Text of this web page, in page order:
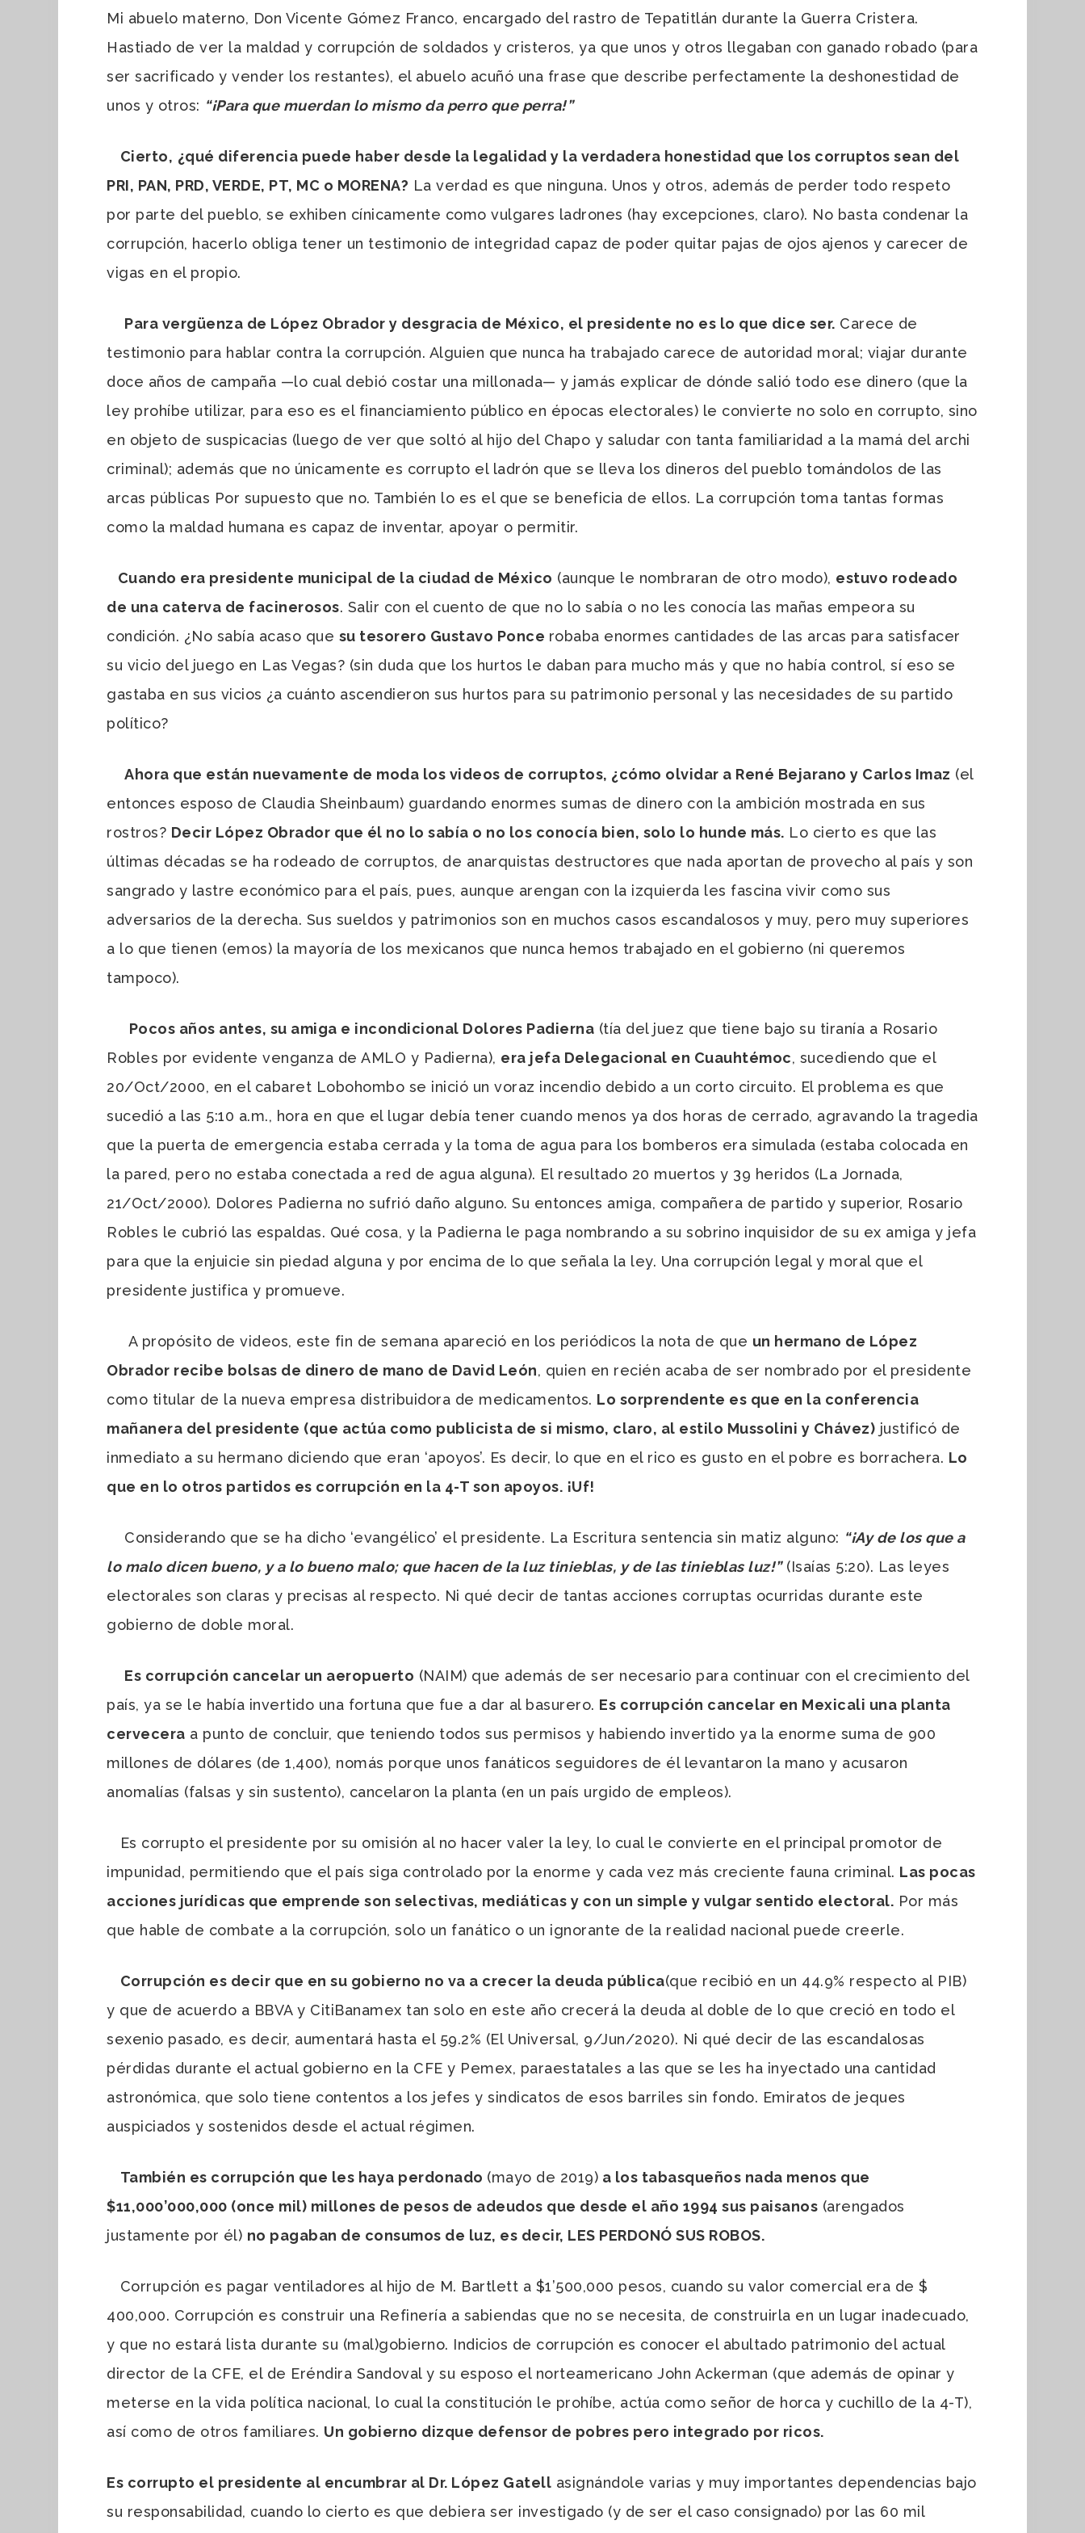
Mi abuelo materno, Don Vicente Gómez Franco, encargado del rastro de Tepatitlán durante la Guerra Cristera.
Hastiado de ver la maldad y corrupción de soldados y cristeros, ya que unos y otros llegaban con ganado robado (para
ser sacrificado y vender los restantes), el abuelo acuñó una frase que describe perfectamente la deshonestidad de
unos y otros: “¡Para que muerdan lo mismo da perro que perra!”
Cierto, ¿qué diferencia puede haber desde la legalidad y la verdadera honestidad que los corruptos sean del
PRI, PAN, PRD, VERDE, PT, MC o MORENA? La verdad es que ninguna. Unos y otros, además de perder todo respeto
por parte del pueblo, se exhiben cínicamente como vulgares ladrones (hay excepciones, claro). No basta condenar la
corrupción, hacerlo obliga tener un testimonio de integridad capaz de poder quitar pajas de ojos ajenos y carecer de
vigas en el propio.
Para vergüenza de López Obrador y desgracia de México, el presidente no es lo que dice ser. Carece de
testimonio para hablar contra la corrupción. Alguien que nunca ha trabajado carece de autoridad moral; viajar durante
doce años de campaña —lo cual debió costar una millonada— y jamás explicar de dónde salió todo ese dinero (que la
ley prohíbe utilizar, para eso es el financiamiento público en épocas electorales) le convierte no solo en corrupto, sino
en objeto de suspicacias (luego de ver que soltó al hijo del Chapo y saludar con tanta familiaridad a la mamá del archi
criminal); además que no únicamente es corrupto el ladrón que se lleva los dineros del pueblo tomándolos de las
arcas públicas Por supuesto que no. También lo es el que se beneficia de ellos. La corrupción toma tantas formas
como la maldad humana es capaz de inventar, apoyar o permitir.
Cuando era presidente municipal de la ciudad de México (aunque le nombraran de otro modo), estuvo rodeado
de una caterva de facinerosos. Salir con el cuento de que no lo sabía o no les conocía las mañas empeora su
condición. ¿No sabía acaso que su tesorero Gustavo Ponce robaba enormes cantidades de las arcas para satisfacer
su vicio del juego en Las Vegas? (sin duda que los hurtos le daban para mucho más y que no había control, sí eso se
gastaba en sus vicios ¿a cuánto ascendieron sus hurtos para su patrimonio personal y las necesidades de su partido
político?
Ahora que están nuevamente de moda los videos de corruptos, ¿cómo olvidar a René Bejarano y Carlos Imaz (el
entonces esposo de Claudia Sheinbaum) guardando enormes sumas de dinero con la ambición mostrada en sus
rostros? Decir López Obrador que él no lo sabía o no los conocía bien, solo lo hunde más. Lo cierto es que las
últimas décadas se ha rodeado de corruptos, de anarquistas destructores que nada aportan de provecho al país y son
sangrado y lastre económico para el país, pues, aunque arengan con la izquierda les fascina vivir como sus
adversarios de la derecha. Sus sueldos y patrimonios son en muchos casos escandalosos y muy, pero muy superiores
a lo que tienen (emos) la mayoría de los mexicanos que nunca hemos trabajado en el gobierno (ni queremos
tampoco).
Pocos años antes, su amiga e incondicional Dolores Padierna (tía del juez que tiene bajo su tiranía a Rosario
Robles por evidente venganza de AMLO y Padierna), era jefa Delegacional en Cuauhtémoc, sucediendo que el
20/Oct/2000, en el cabaret Lobohombo se inició un voraz incendio debido a un corto circuito. El problema es que
sucedió a las 5:10 a.m., hora en que el lugar debía tener cuando menos ya dos horas de cerrado, agravando la tragedia
que la puerta de emergencia estaba cerrada y la toma de agua para los bomberos era simulada (estaba colocada en
la pared, pero no estaba conectada a red de agua alguna). El resultado 20 muertos y 39 heridos (La Jornada,
21/Oct/2000). Dolores Padierna no sufrió daño alguno. Su entonces amiga, compañera de partido y superior, Rosario
Robles le cubrió las espaldas. Qué cosa, y la Padierna le paga nombrando a su sobrino inquisidor de su ex amiga y jefa
para que la enjuicie sin piedad alguna y por encima de lo que señala la ley. Una corrupción legal y moral que el
presidente justifica y promueve.
A propósito de videos, este fin de semana apareció en los periódicos la nota de que un hermano de López
Obrador recibe bolsas de dinero de mano de David León, quien en recién acaba de ser nombrado por el presidente
como titular de la nueva empresa distribuidora de medicamentos. Lo sorprendente es que en la conferencia
mañanera del presidente (que actúa como publicista de si mismo, claro, al estilo Mussolini y Chávez) justificó de
inmediato a su hermano diciendo que eran ‘apoyos’. Es decir, lo que en el rico es gusto en el pobre es borrachera. Lo
que en lo otros partidos es corrupción en la 4-T son apoyos. ¡Uf!
Considerando que se ha dicho ‘evangélico’ el presidente. La Escritura sentencia sin matiz alguno: “¡Ay de los que a
lo malo dicen bueno, y a lo bueno malo; que hacen de la luz tinieblas, y de las tinieblas luz!”(Isaías 5:20). Las leyes
electorales son claras y precisas al respecto. Ni qué decir de tantas acciones corruptas ocurridas durante este
gobierno de doble moral.
Es corrupción cancelar un aeropuerto (NAIM) que además de ser necesario para continuar con el crecimiento del
país, ya se le había invertido una fortuna que fue a dar al basurero. Es corrupción cancelar en Mexicali una planta
cervecera a punto de concluir, que teniendo todos sus permisos y habiendo invertido ya la enorme suma de 900
millones de dólares (de 1,400), nomás porque unos fanáticos seguidores de él levantaron la mano y acusaron
anomalías (falsas y sin sustento), cancelaron la planta (en un país urgido de empleos).
Es corrupto el presidente por su omisión al no hacer valer la ley, lo cual le convierte en el principal promotor de
impunidad, permitiendo que el país siga controlado por la enorme y cada vez más creciente fauna criminal. Las pocas
acciones jurídicas que emprende son selectivas, mediáticas y con un simple y vulgar sentido electoral. Por más
que hable de combate a la corrupción, solo un fanático o un ignorante de la realidad nacional puede creerle.
Corrupción es decir que en su gobierno no va a crecer la deuda pública(que recibió en un 44.9% respecto al PIB)
y que de acuerdo a BBVA y CitiBanamex tan solo en este año crecerá la deuda al doble de lo que creció en todo el
sexenio pasado, es decir, aumentará hasta el 59.2% (El Universal, 9/Jun/2020). Ni qué decir de las escandalosas
pérdidas durante el actual gobierno en la CFE y Pemex, paraestatales a las que se les ha inyectado una cantidad
astronómica, que solo tiene contentos a los jefes y sindicatos de esos barriles sin fondo. Emiratos de jeques
auspiciados y sostenidos desde el actual régimen.
También es corrupción que les haya perdonado (mayo de 2019) a los tabasqueños nada menos que
$11,000’000,000 (once mil) millones de pesos de adeudos que desde el año 1994 sus paisanos (arengados
justamente por él) no pagaban de consumos de luz, es decir, LES PERDONÓ SUS ROBOS.
Corrupción es pagar ventiladores al hijo de M. Bartlett a $1’500,000 pesos, cuando su valor comercial era de $
400,000. Corrupción es construir una Refinería a sabiendas que no se necesita, de construirla en un lugar inadecuado,
y que no estará lista durante su (mal)gobierno. Indicios de corrupción es conocer el abultado patrimonio del actual
director de la CFE, el de Eréndira Sandoval y su esposo el norteamericano John Ackerman (que además de opinar y
meterse en la vida política nacional, lo cual la constitución le prohíbe, actúa como señor de horca y cuchillo de la 4-T),
así como de otros familiares. Un gobierno dizque defensor de pobres pero integrado por ricos.
Es corrupto el presidente al encumbrar al Dr. López Gatell asignándole varias y muy importantes dependencias bajo
su responsabilidad, cuando lo cierto es que debiera ser investigado (y de ser el caso consignado) por las 60 mil